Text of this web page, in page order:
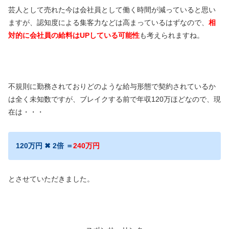
芸人として売れた今は会社員として働く時間が減っていると思い
ますが、認知度による集客力などは高まっているはずなので、 相
対的に会社員の給料はUPしている可能性も考えられますね。
不規則に勤務されておりどのような給与形態で契約されているか
は全く未知数ですが、ブレイクする前で年収120万ほどなので、現
在は・・・
120万円 ✖ 2倍 ＝240万円
とさせていただきました。